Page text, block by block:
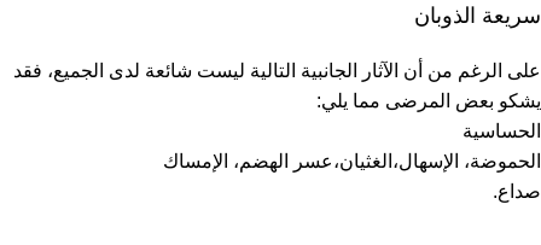
سريعة الذوبان
على الرغم من أن الآثار الجانبية التالية ليست شائعة لدى الجميع، فقد
يشكو بعض المرضى مما يلي:
الحساسية
الحموضة، الإسهال،الغثيان،عسر الهضم، الإمساك
صداع.